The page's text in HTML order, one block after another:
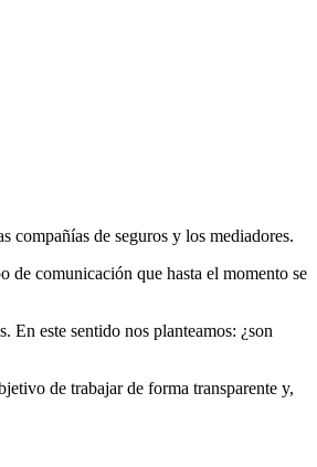
compañías de seguros y los mediadores.
de comunicación que hasta el momento se
En este sentido nos planteamos: ¿son
de trabajar de forma transparente y,